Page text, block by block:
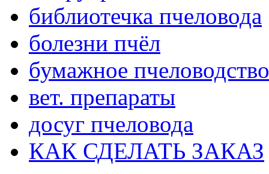
библиотечка пчеловода
болезни пчёл
бумажное пчеловодство
вет. препараты
досуг пчеловода
КАК СДЕЛАТЬ ЗАКАЗ